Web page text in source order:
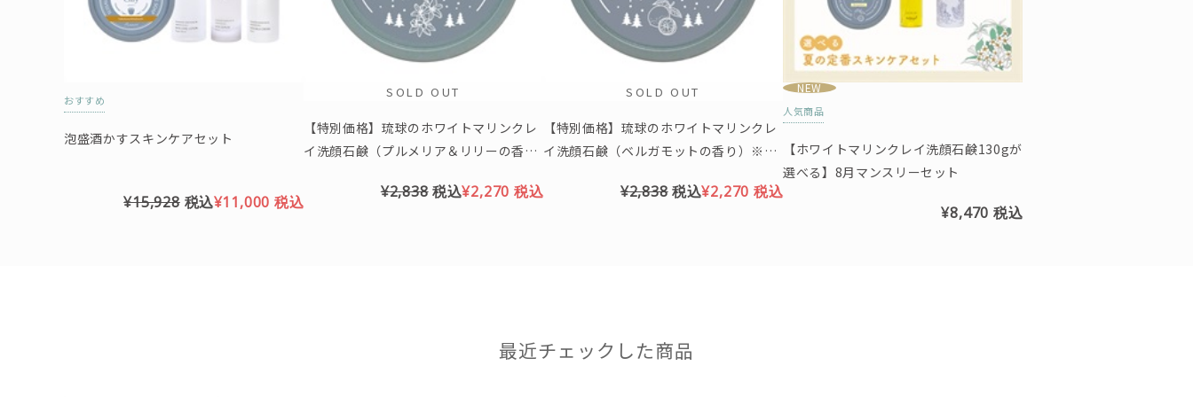
おすすめ
泡盛酒かすスキンケアセット
¥15,928 税込¥11,000税込
SOLD OUT
【特別価格】琉球のホワイトマリンクレ
イ洗顔石鹸（プルメリア＆リリーの香
¥2,838 税込¥2,270税込
SOLD OUT
【特別価格】琉球のホワイトマリンクレ
イ洗顔石鹸（ベルガモットの香り）※ク
¥2,838 税込¥2,270税込
NEW
人気商品
【ホワイトマリンクレイ洗顔石鹸130gが
選べる】8月マンスリーセット
¥8,470税込
最近チェックした商品